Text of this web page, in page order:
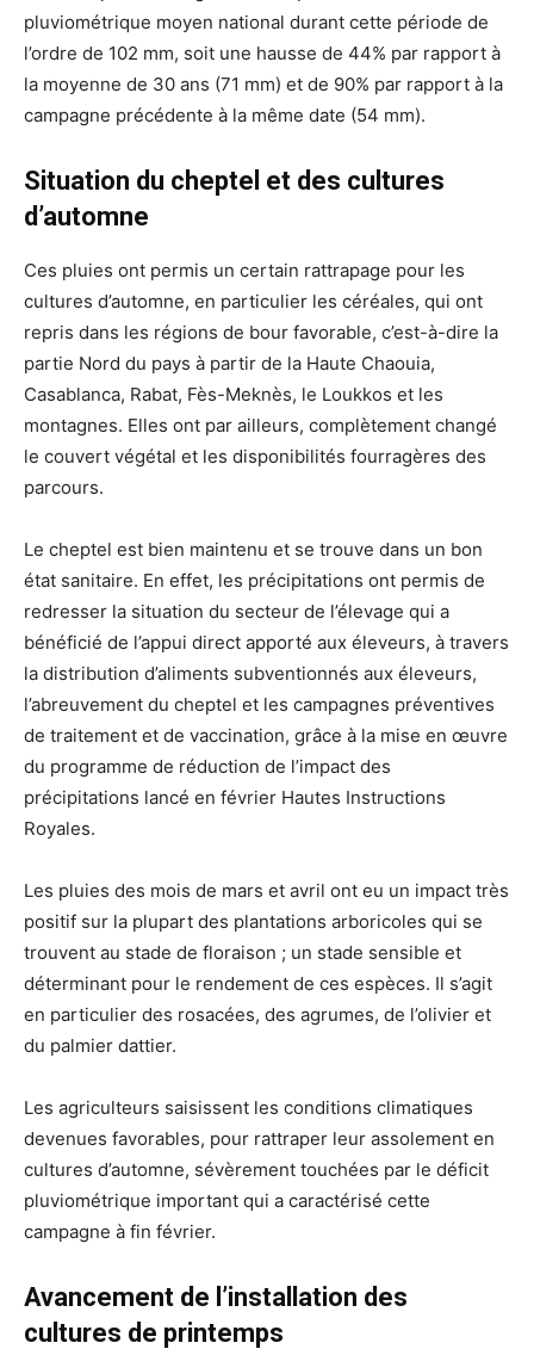
pluviométrique moyen national durant cette période de
l’ordre de 102 mm, soit une hausse de 44% par rapport à
la moyenne de 30 ans (71 mm) et de 90% par rapport à la
campagne précédente à la même date (54 mm).
Situation du cheptel et des cultures
d’automne
Ces pluies ont permis un certain rattrapage pour les
cultures d’automne, en particulier les céréales, qui ont
repris dans les régions de bour favorable, c’est-à-dire la
partie Nord du pays à partir de la Haute Chaouia,
Casablanca, Rabat, Fès-Meknès, le Loukkos et les
montagnes. Elles ont par ailleurs, complètement changé
le couvert végétal et les disponibilités fourragères des
parcours.
Le cheptel est bien maintenu et se trouve dans un bon
état sanitaire. En effet, les précipitations ont permis de
redresser la situation du secteur de l’élevage qui a
bénéficié de l’appui direct apporté aux éleveurs, à travers
la distribution d’aliments subventionnés aux éleveurs,
l’abreuvement du cheptel et les campagnes préventives
de traitement et de vaccination, grâce à la mise en œuvre
du programme de réduction de l’impact des
précipitations lancé en février Hautes Instructions
Royales.
Les pluies des mois de mars et avril ont eu un impact très
positif sur la plupart des plantations arboricoles qui se
trouvent au stade de floraison ; un stade sensible et
déterminant pour le rendement de ces espèces. Il s’agit
en particulier des rosacées, des agrumes, de l’olivier et
du palmier dattier.
Les agriculteurs saisissent les conditions climatiques
devenues favorables, pour rattraper leur assolement en
cultures d’automne, sévèrement touchées par le déficit
pluviométrique important qui a caractérisé cette
campagne à fin février.
Avancement de l’installation des
cultures de printemps